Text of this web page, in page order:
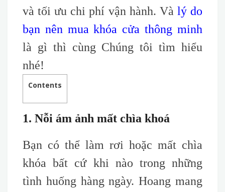
và tối ưu chi phí vận hành. Và lý do
bạn nên mua khóa cửa thông minh
là gì thì cùng Chúng tôi tìm hiểu
nhé!
Contents
1. Nỗi ám ảnh mất chìa khoá
Bạn có thể làm rơi hoặc mất chìa
khóabất cứ khi nào trong những
tình huống hàng ngày. Hoang mang